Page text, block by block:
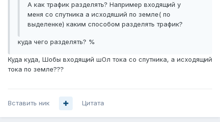
А как трафик разделять? Например входящий у
меня со спутника а исходяший по земле( по
выделенке) каким способом разделять трафик?
куда чего разделять? %
Куда куда, Шобы входящий шОл тока со спутника, а исходящий
тока по земле???
Вставить ник Цитата